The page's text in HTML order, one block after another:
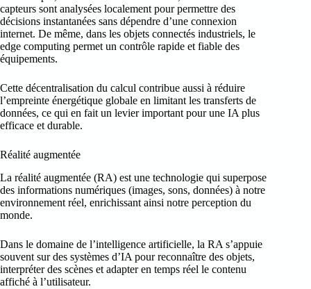
capteurs sont analysées localement pour permettre des
décisions instantanées sans dépendre d’une connexion
internet. De même, dans les objets connectés industriels, le
edge computing permet un contrôle rapide et fiable des
équipements.
Cette décentralisation du calcul contribue aussi à réduire
l’empreinte énergétique globale en limitant les transferts de
données, ce qui en fait un levier important pour une IA plus
efficace et durable.
Réalité augmentée
La réalité augmentée (RA) est une technologie qui superpose
des informations numériques (images, sons, données) à notre
environnement réel, enrichissant ainsi notre perception du
monde.
Dans le domaine de l’intelligence artificielle, la RA s’appuie
souvent sur des systèmes d’IA pour reconnaître des objets,
interpréter des scènes et adapter en temps réel le contenu
affiché à l’utilisateur.